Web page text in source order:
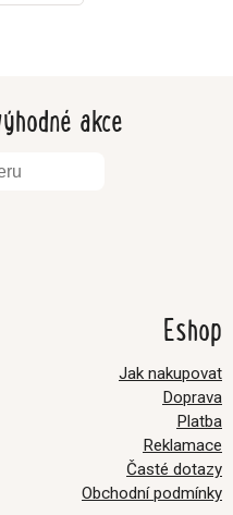
akce
Eshop
Jak nakupovat
Doprava
Platba
Reklamace
Časté dotazy
Obchodní podmínky